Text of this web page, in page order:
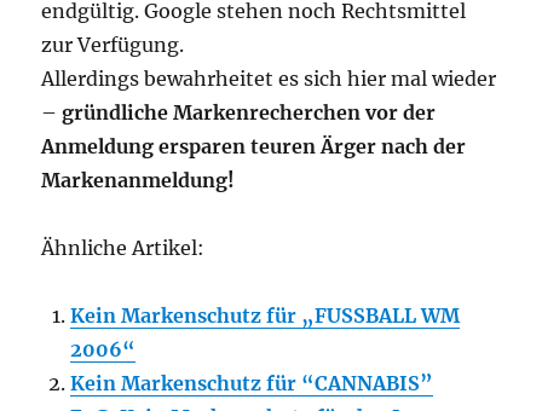
endgültig. Google stehen noch Rechtsmittel
zur Verfügung.
Allerdings bewahrheitet es sich hier mal wieder
–gründliche Markenrecherchen vor der
Anmeldung ersparen teuren Ärger nach der
Markenanmeldung!
Ähnliche Artikel:
Kein Markenschutz für „FUSSBALL WM
2006“
Kein Markenschutz für “CANNABIS”